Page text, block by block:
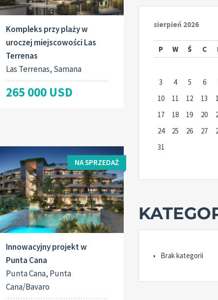
Kompleks przy plaży w
uroczej miejscowości Las
Terrenas
Las Terrenas, Samana
265 000 USD
NA SPRZEDAŻ
Innowacyjny projekt w
Punta Cana
Punta Cana, Punta
Cana/Bavaro
sierpień 2026
P W Ś C
3
4 5 6
10
11 12 13
17
18 19 20
24
25 26 27
31
Brak kategorii